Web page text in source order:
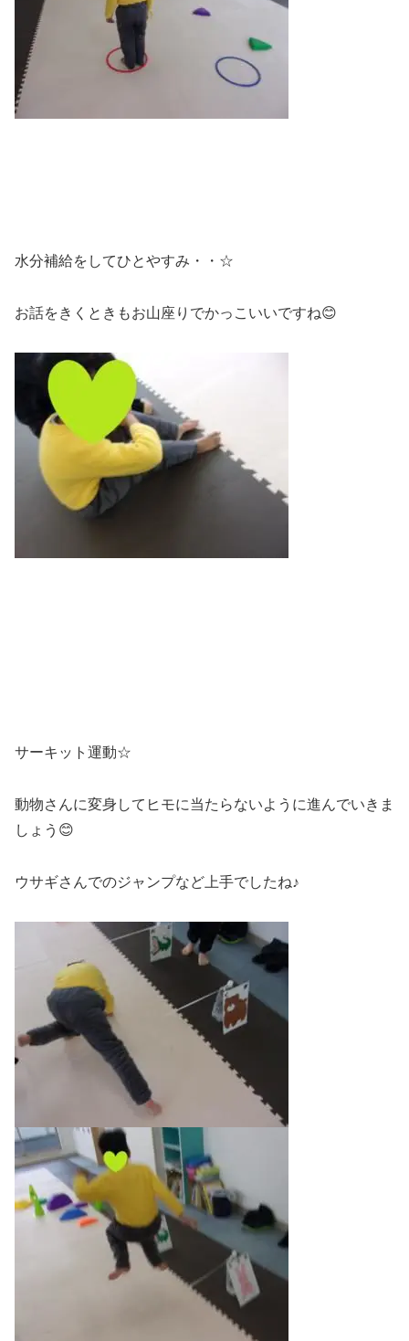
水分補給をしてひとやすみ・・☆
お話をきくときもお山座りでかっこいいですね😊
サーキット運動☆
動物さんに変身してヒモに当たらないように進んでいきま
しょう😊
ウサギさんでのジャンプなど上手でしたね♪